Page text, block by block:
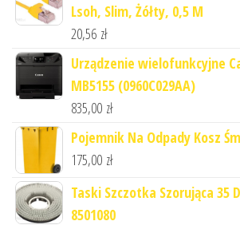
Lsoh, Slim, Żółty, 0,5 M
20,56 zł
Urządzenie wielofunkcyjne
MB5155 (0960C029AA)
835,00 zł
Pojemnik Na Odpady Kosz
175,00 zł
Taski Szczotka Szorująca 35
8501080